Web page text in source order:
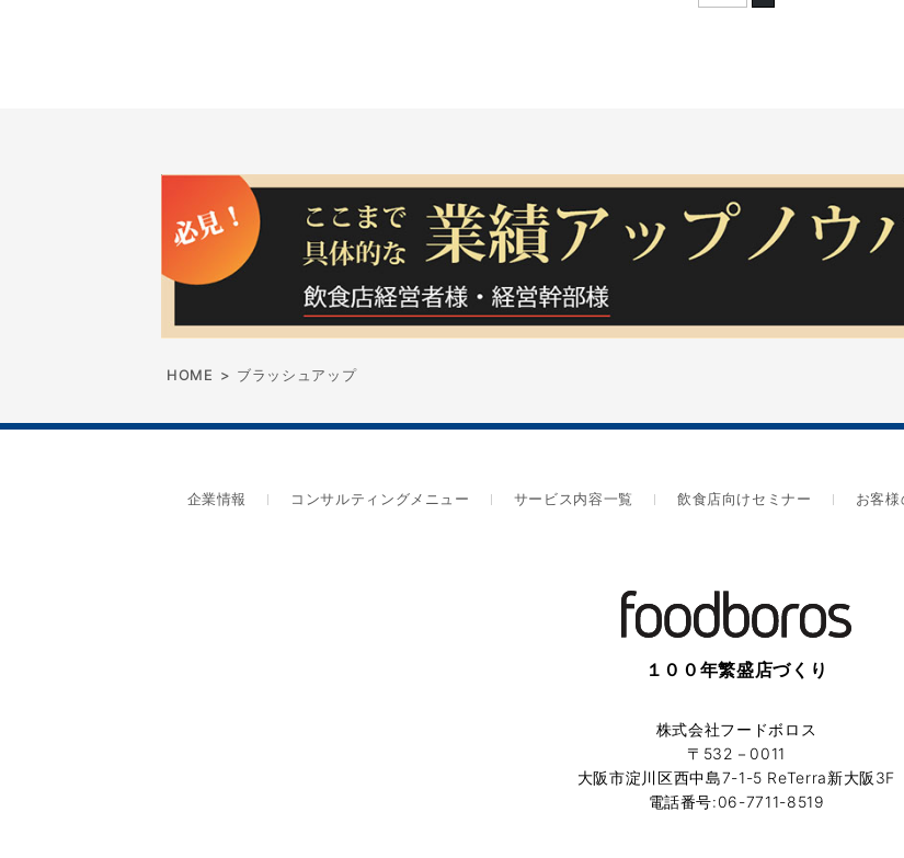
HOME > ブラッシュアップ
企業情報 コンサルティングメニュー サービス内容一覧 飲食店向けセミナー お客様
１００年繁盛店づくり
株式会社フードボロス
〒532－0011
大阪市淀川区西中島7-1-5 ReTerra新大阪3F
電話番号:06-7711-8519